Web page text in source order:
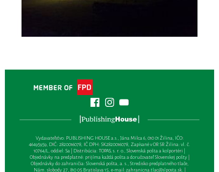
Vydavateľsťvo: PUBLISHING HOUSE a.s., Jána Milca 6, 010 01 Žilina, IČO:
46495959, DIČ: 2820016078, IČ DPH: SK2820016078, Zapísané v OR SR Žilina: vl. č.
10764/L, oddiel: Sa | Distribúcia: TOPAS, s. r. o., Slovenská pošta a kolportéri |
Objednávky na predplatné: prijíma každá pošta a doručovateľ Slovenskej pošty |
Objednávky do zahraničia: Slovenská pošta, a. s., Stredisko predplatného tlače,
Nám. slobody 27, 810 05 Bratislava 15, e-mail:zahranicna.tlac@slposta.sk. |